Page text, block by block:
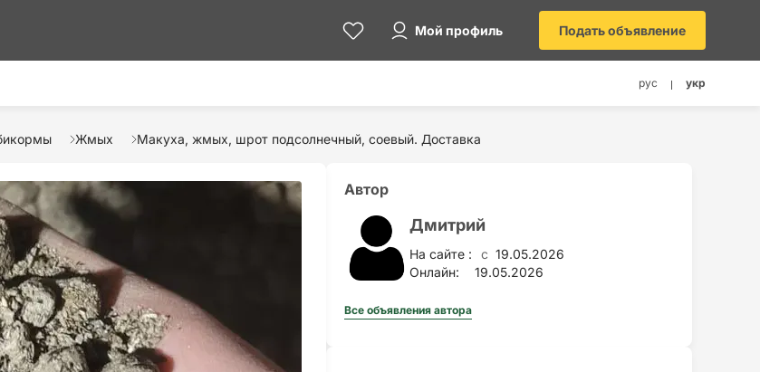
Мой профиль Подать объявление
рус укр
Жмых Макуха, жмых, шрот подсолнечный, соевый. Доставка
Автор
Дмитрий
На сайте : c 19.05.2026
Онлайн:
19.05.2026
Все объявления автора